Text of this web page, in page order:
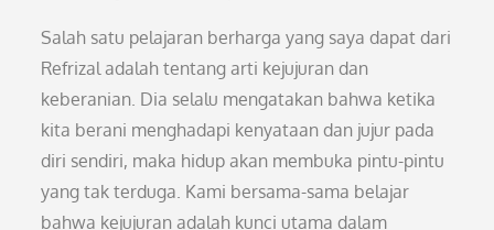
Salah satu pelajaran berharga yang saya dapat dari
Refrizal adalah tentang arti kejujuran dan
keberanian. Dia selalu mengatakan bahwa ketika
kita berani menghadapi kenyataan dan jujur pada
diri sendiri, maka hidup akan membuka pintu-pintu
yang tak terduga. Kami bersama-sama belajar
bahwa kejujuran adalah kunci utama dalam